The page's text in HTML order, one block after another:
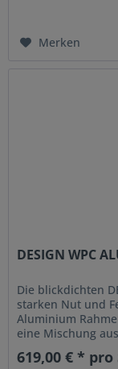
Merken
DESIGN WPC
Die blickdichten
starken Nut und
Aluminium
eine Mischung
619,00 € *